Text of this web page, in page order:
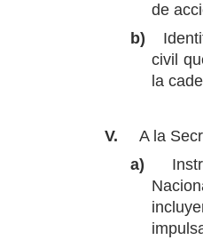
de
b)
civil
la
V.
A la
a)